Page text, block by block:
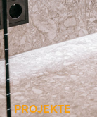
PROJEKTE